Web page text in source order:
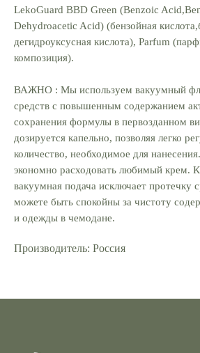
LekoGuard BBD Green (Benzoic
Dehydroacetic Acid) (бензойная
дегидроуксусная кислота), Parfum
композиция).
ВАЖНО : Мы используем вакуумный
средств с повышенным содержанием
сохранения формулы в первозданном
дозируется капельно, позволяя легко
количество, необходимое для
экономно расходовать любимый крем.
вакуумная подача исключает протечку
можете быть спокойны за чистоту
и одежды в чемодане.
Производитель: Россия
Доставка и оплата
Наборы
Возврат и обмен
Бренды
Пользовательское соглашение
Политика обработки персональных данных
Программа лояльности
Контакты
abelokhonova@gmail.com